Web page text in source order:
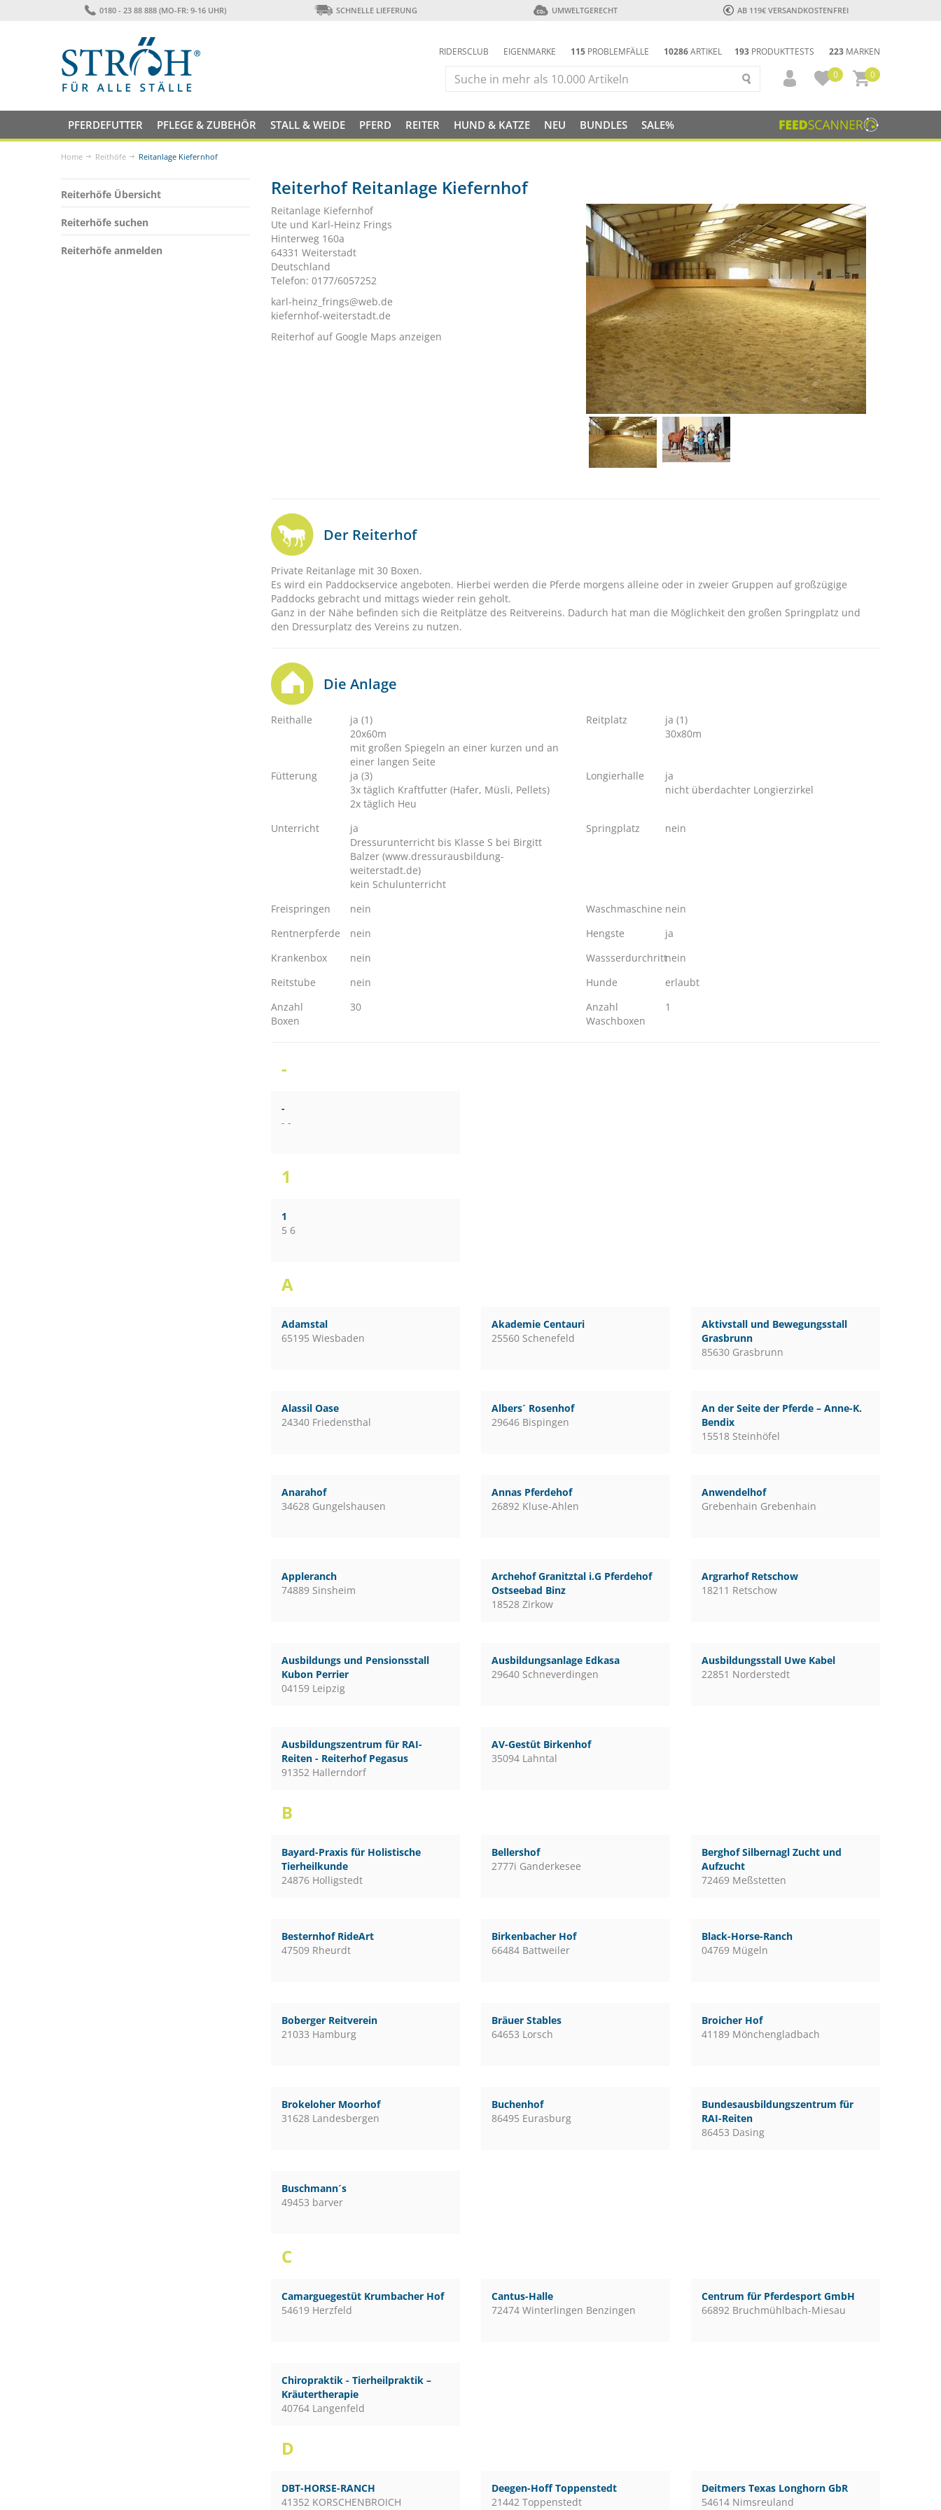
0180 - 23 88 888 (MO-FR: 9-16 UHR) SCHNELLE LIEFERUNG UMWELTGERECHT AB 119€ VERSANDKOSTENFREI
193 PRODUKTTESTS 223 MARKEN
RIDERSCLUB EIGENMARKE 115 PROBLEMFÄLLE 10286ARTIKEL
0
0
PFERDEFUTTER PFLEGE & ZUBEHÖR STALL & WEIDE PFERD REITER HUND & KATZE NEU BUNDLES SALE%
Home Reithöfe Reitanlage Kiefernhof
Reiterhöfe Übersicht
Reiterhöfe suchen
Reiterhöfe anmelden
Reiterhof Reitanlage Kiefernhof
Reitanlage Kiefernhof
Ute und Karl-Heinz Frings
Hinterweg 160a
64331 Weiterstadt
Deutschland
Telefon: 0177/6057252
karl-heinz_frings@web.de
kiefernhof-weiterstadt.de
Reiterhof auf Google Maps anzeigen
Der Reiterhof
Private Reitanlage mit 30 Boxen.
Es wird ein Paddockservice angeboten. Hierbei werden die Pferde morgens alleine oder in zweier Gruppen auf großzügige
Paddocks gebracht und mittags wieder rein geholt.
Ganz in der Nähe befinden sich die Reitplätze des Reitvereins. Dadurch hat man die Möglichkeit den großen Springplatz und
den Dressurplatz des Vereins zu nutzen.
Die Anlage
Reithalle
ja (1)
20x60m
mit großen Spiegeln an einer kurzen und an
einer langen Seite
Reitplatz
ja (1)
30x80m
Fütterung
ja (3)
3x täglich Kraftfutter (Hafer, Müsli, Pellets)
2x täglich Heu
Longierhalle
ja
nicht überdachter Longierzirkel
Unterricht
ja
Dressurunterricht bis Klasse S bei Birgitt
Balzer (www.dressurausbildung-
weiterstadt.de)
kein Schulunterricht
Springplatz nein
Freispringen nein Waschmaschine nein
Rentnerpferde
nein Hengste
ja
Krankenbox
nein Wassserdurchrittnein
Reitstube
nein Hunde
erlaubt
Anzahl
Boxen
30
Anzahl
Waschboxen
1
-
-
- -
1
1
5 6
A
Adamstal
65195 Wiesbaden
Akademie Centauri
25560 Schenefeld
Aktivstall und Bewegungsstall
Grasbrunn
85630 Grasbrunn
Alassil Oase
24340 Friedensthal
Albers´ Rosenhof
29646 Bispingen
An der Seite der Pferde – Anne-K.
Bendix
15518 Steinhöfel
Anarahof
34628 Gungelshausen
Annas Pferdehof
26892 Kluse-Ahlen
Anwendelhof
Grebenhain Grebenhain
Appleranch
74889 Sinsheim
Archehof Granitztal i.G Pferdehof
Ostseebad Binz
18528 Zirkow
Argrarhof Retschow
18211 Retschow
Ausbildungs und Pensionsstall
Kubon Perrier
04159 Leipzig
Ausbildungsanlage Edkasa
29640 Schneverdingen
Ausbildungsstall Uwe Kabel
22851 Norderstedt
Ausbildungszentrum für RAI-
Reiten - Reiterhof Pegasus
91352 Hallerndorf
AV-Gestüt Birkenhof
35094 Lahntal
B
Bayard-Praxis für Holistische
Tierheilkunde
24876 Holligstedt
Bellershof
2777i Ganderkesee
Berghof Silbernagl Zucht und
Aufzucht
72469 Meßstetten
Besternhof RideArt
47509 Rheurdt
Birkenbacher Hof
66484 Battweiler
Black-Horse-Ranch
04769 Mügeln
Boberger Reitverein
21033 Hamburg
Bräuer Stables
64653 Lorsch
Broicher Hof
41189 Mönchengladbach
Brokeloher Moorhof
31628 Landesbergen
Buchenhof
86495 Eurasburg
Bundesausbildungszentrum für
RAI-Reiten
86453 Dasing
Buschmann´s
49453 barver
C
Camarguegestüt Krumbacher Hof
54619 Herzfeld
Cantus-Halle
72474 Winterlingen Benzingen
Centrum für Pferdesport GmbH
66892 Bruchmühlbach-Miesau
Chiropraktik - Tierheilpraktik –
Kräutertherapie
40764 Langenfeld
D
DBT-HORSE-RANCH
41352 KORSCHENBROICH
Deegen-Hoff Toppenstedt
21442 Toppenstedt
Deitmers Texas Longhorn GbR
54614 Nimsreuland